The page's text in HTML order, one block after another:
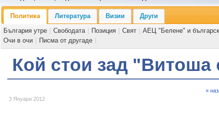
Политика Литература Визии
Други
България утре
Свободата Позиция Свят
АЕЦ "Белене" и
Очи в очи
Писма от другаде
Кой стои зад "Витоша
3 Януари 2012
«